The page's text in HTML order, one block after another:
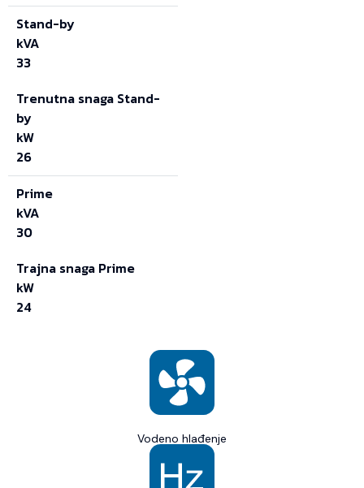
Stand-by
kVA
33
Trenutna snaga Stand-
by
kW
26
Prime
kVA
30
Trajna snaga Prime
kW
24
Vodeno hlađenje